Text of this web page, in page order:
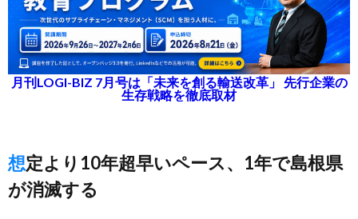
月刊LOGI-BIZ 7月号は「未来を創る輸送改革」 先行企業の
生存戦略を徹底取材
想定より10年超早いペース、1年で島根県
が消滅する